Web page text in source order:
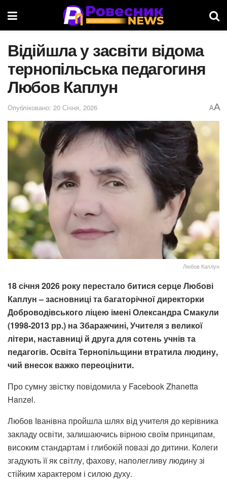
Відійшла у засвіти відома
тернопільська педагогиня
Любов Каплун
Опубліковано: 20 Січня, 2026 AA
Любов Каплун
18 січня 2026 року перестало битися серце Любові
Каплун – засновниці та багаторічної директорки
Доброводівського ліцею імені Олександра Смакули
(1998-2013 рр.) на Збаражчині, Учителя з великої
літери, наставниці й друга для сотень учнів та
педагогів. Освіта Тернопільщини втратила людину,
чий внесок важко переоцінити.
Про сумну звістку повідомила у Facebook Zhanetta
Hanzel.
Любов Іванівна пройшла шлях від учителя до керівника
закладу освіти, залишаючись вірною своїм принципам,
високим стандартам і глибокій повазі до дитини. Колеги
згадують її як світлу, фахову, наполегливу людину зі
стійким характером і силою духу.